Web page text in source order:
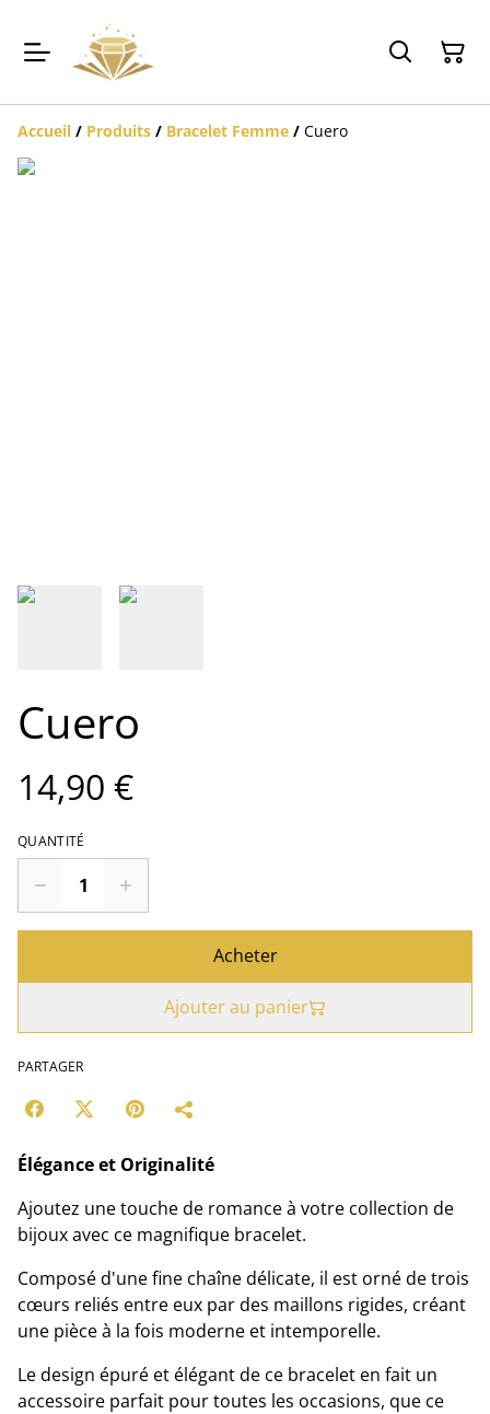
Accueil / Produits / Bracelet Femme / Cuero
Cuero
14,90 €
QUANTITÉ
Acheter
Ajouter au panier
PARTAGER
Élégance et Originalité
Ajoutez une touche de romance à votre collection de
bijoux avec ce magnifique bracelet.
Composé d'une fine chaîne délicate, il est orné de trois
cœurs reliés entre eux par des maillons rigides, créant
une pièce à la fois moderne et intemporelle.
Le design épuré et élégant de ce bracelet en fait un
accessoire parfait pour toutes les occasions, que ce